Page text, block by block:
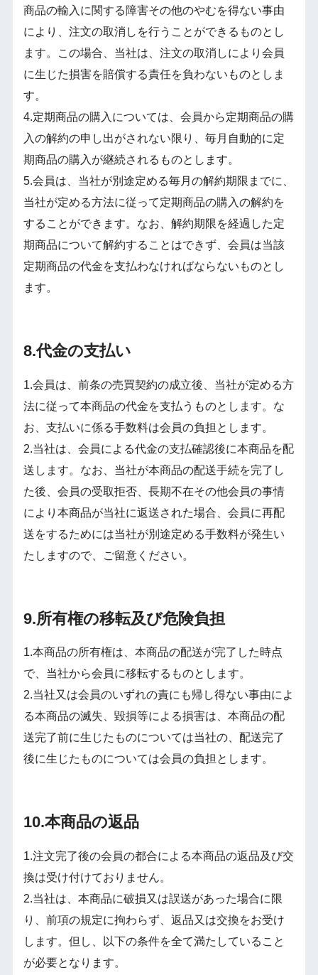
商品の輸入に関する障害その他のやむを得ない事由
により、注文の取消しを行うことができるものとし
ます。この場合、当社は、注文の取消しにより会員
に生じた損害を賠償する責任を負わないものとしま
す。
4.定期商品の購入については、会員から定期商品の購
入の解約の申し出がされない限り、毎月自動的に定
期商品の購入が継続されるものとします。
5.会員は、当社が別途定める毎月の解約期限までに、
当社が定める方法に従って定期商品の購入の解約を
することができます。なお、解約期限を経過した定
期商品について解約することはできず、会員は当該
定期商品の代金を支払わなければならないものとし
ます。
8.代金の支払い
1.会員は、前条の売買契約の成立後、当社が定める方
法に従って本商品の代金を支払うものとします。な
お、支払いに係る手数料は会員の負担とします。
2.当社は、会員による代金の支払確認後に本商品を配
送します。なお、当社が本商品の配送手続を完了し
た後、会員の受取拒否、長期不在その他会員の事情
により本商品が当社に返送された場合、会員に再配
送をするためには当社が別途定める手数料が発生い
たしますので、ご留意ください。
9.所有権の移転及び危険負担
1.本商品の所有権は、本商品の配送が完了した時点
で、当社から会員に移転するものとします。
2.当社又は会員のいずれの責にも帰し得ない事由によ
る本商品の滅失、毀損等による損害は、本商品の配
送完了前に生じたものについては当社の、配送完了
後に生じたものについては会員の負担とします。
10.本商品の返品
1.注文完了後の会員の都合による本商品の返品及び交
換は受け付けておりません。
2.当社は、本商品に破損又は誤送があった場合に限
り、前項の規定に拘わらず、返品又は交換をお受け
します。但し、以下の条件を全て満たしていること
が必要となります。